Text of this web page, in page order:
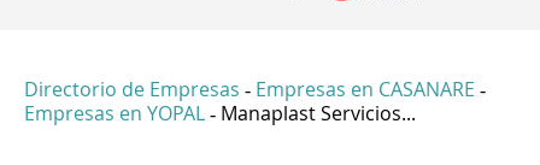
Directorio de Empresas - Empresas en CASANARE -
Empresas en YOPAL - Manaplast Servicios...